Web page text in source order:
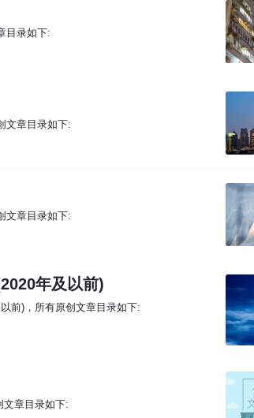
目录如下:
文章目录如下:
文章目录如下:
年及以前)
前)，所有原创文章目录如下:
文章目录如下: